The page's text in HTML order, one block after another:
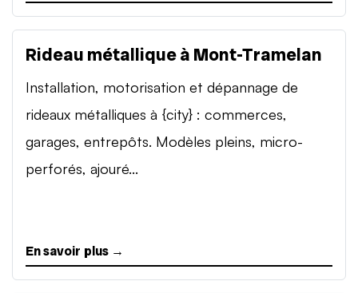
Rideau métallique à Mont-Tramelan
Installation, motorisation et dépannage de
rideaux métalliques à {city} : commerces,
garages, entrepôts. Modèles pleins, micro-
perforés, ajouré...
En savoir plus →